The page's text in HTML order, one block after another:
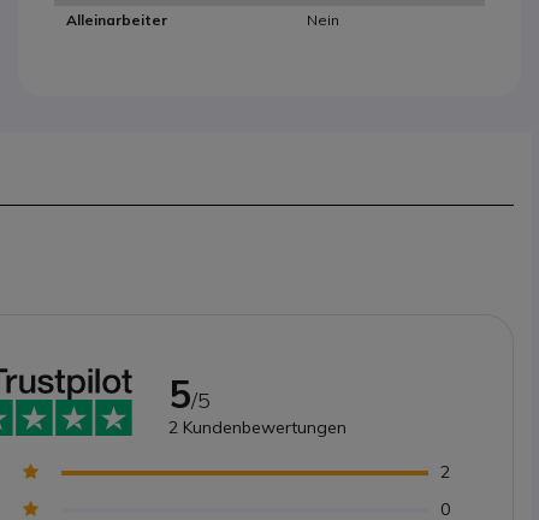
Alleinarbeiter
Nein
5/5
2 Kundenbewertungen
2
0